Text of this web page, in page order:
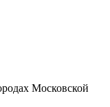
Московской